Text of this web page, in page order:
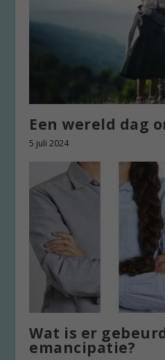
Een wereld dag
5 juli 2024
Wat is er
emancipatie?